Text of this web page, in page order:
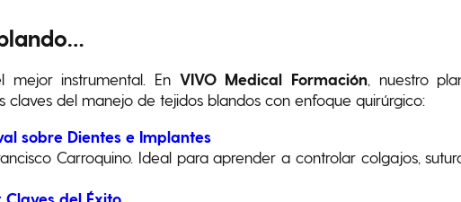
instrumental. En VIVO Medical Formación , nuestro
del manejo de tejidos blandos con enfoque quirúrgico:
sobre Dientes e Implantes
Carroquino. Ideal para aprender a controlar colgajos,
del Éxito